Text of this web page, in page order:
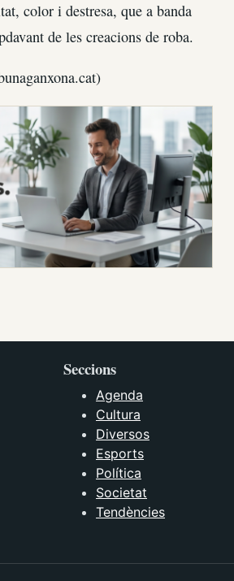
color i destresa, que a banda
de les creacions de roba.
Seccions
Agenda
Cultura
Diversos
Esports
Política
Societat
Tendències